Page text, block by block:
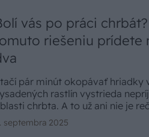
vás po práci
riešeniu prídete
pár minút okopávať hriadky
rastlín vystrieda
chrbta. A to už ani nie je
záťaži v práci, ktorá môže
následky. Bolesti chrbta prezradí
septembra 2025